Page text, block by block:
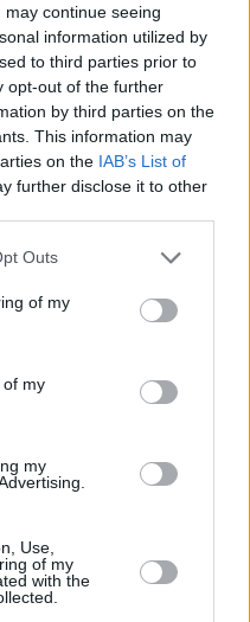
continue seeing
information utilized by
to third parties prior to
opt-out of the further
by third parties on the
This information may
on the IAB’s List of
further disclose it to other
Outs
of my
of my
my
Use,
of my
with the
omatoimisesti
katsoa lennot ja sen
kannattaa tehdä
jos kyseessä on loma-
voi Suomesta
Puerto de
olla siellä missä
harkita
ruokiaan, sillä jatkuva
yksipuolista eikä
kauppoja ja
eikä
de Mogánissa
Canarian saaren muista